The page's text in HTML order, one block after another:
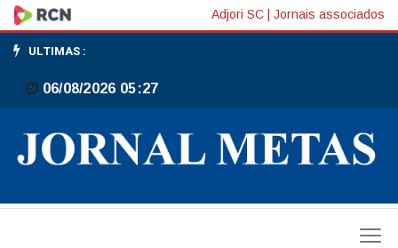
DIA
DA
FRATERNIDADE
BRASILEIRA
Adjori SC Jornais associados
ULTIMAS :
06/08/2026 05:27